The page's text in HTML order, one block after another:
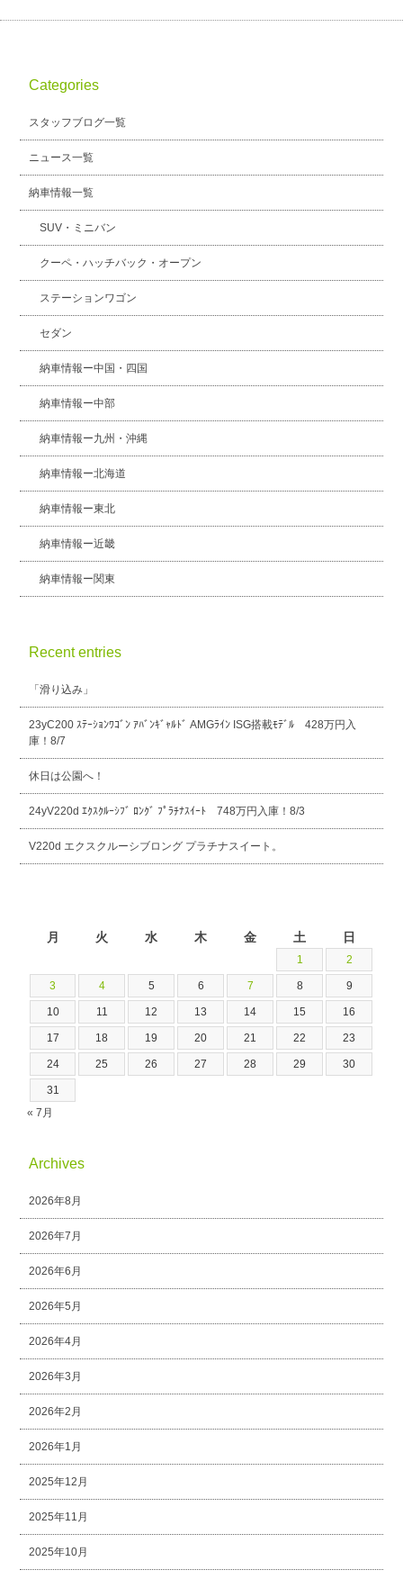
Categories
スタッフブログ一覧
ニュース一覧
納車情報一覧
SUV・ミニバン
クーペ・ハッチバック・オープン
ステーションワゴン
セダン
納車情報ー中国・四国
納車情報ー中部
納車情報ー九州・沖縄
納車情報ー北海道
納車情報ー東北
納車情報ー近畿
納車情報ー関東
Recent entries
「滑り込み」
23yC200 ｽﾃｰｼｮﾝﾜｺﾞﾝ ｱﾊﾞﾝｷﾞｬﾙﾄﾞ AMGﾗｲﾝ ISG搭載ﾓﾃﾞﾙ 428万円入
庫！8/7
休日は公園へ！
24yV220d ｴｸｽｸﾙｰｼﾌﾞ ﾛﾝｸﾞ ﾌﾟﾗﾁﾅｽｲｰﾄ 748万円入庫！8/3
V220d エクスクルーシブロング プラチナスイート。
月 火 水 木 金 土 日
1 2
3 4 5 6 7 8 9
10 11 12 13 14 15 16
17 18 19 20 21 22 23
24 25 26 27 28 29 30
31
« 7月
Archives
2026年8月
2026年7月
2026年6月
2026年5月
2026年4月
2026年3月
2026年2月
2026年1月
2025年12月
2025年11月
2025年10月